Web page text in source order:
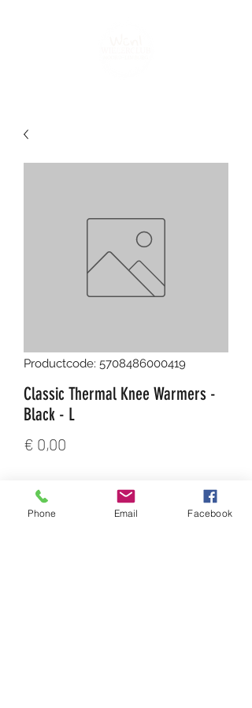
Productcode: 5708486000419
Classic Thermal Knee Warmers -
Black - L
€ 0,00
Aantal
Phone Email Facebook